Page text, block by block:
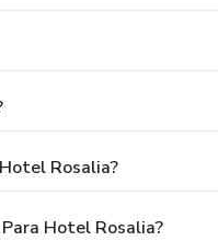
Rosalia?
Hotel Rosalia?